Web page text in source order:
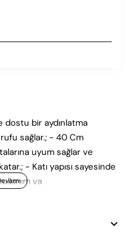
dostu bir aydınlatma
sağlar.; - 40 Cm
uyum sağlar ve
- Katı yapısı sayesinde
va